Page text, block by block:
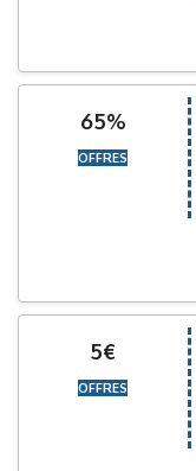
65%
OFFRES
5€
OFFRES